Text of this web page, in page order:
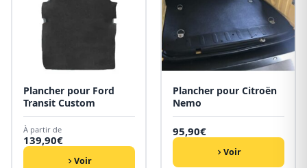
Plancher pour Ford
Transit Custom
À partir de
139,90€
Voir
Plancher pour Citroën
Nemo
95,90€
Voir